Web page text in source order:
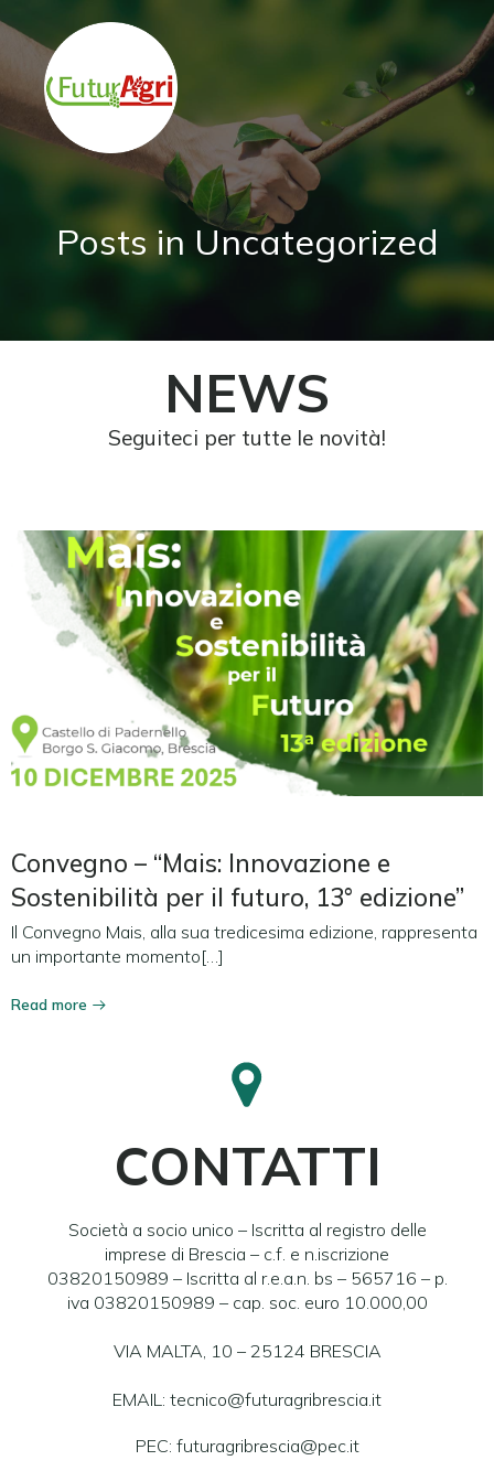
Posts in Uncategorized
NEWS
Seguiteci per tutte le novità!
Convegno – “Mais: Innovazione e
Sostenibilità per il futuro, 13° edizione”
Il Convegno Mais, alla sua tredicesima edizione, rappresenta
un importante momento[…]
Read more
CONTATTI
Società a socio unico – Iscritta al registro delle
imprese di Brescia – c.f. e n.iscrizione
03820150989 – Iscritta al r.e.a.n. bs – 565716 – p.
iva 03820150989 – cap. soc. euro 10.000,00
VIA MALTA, 10 – 25124 BRESCIA
EMAIL: tecnico@futuragribrescia.it
PEC: futuragribrescia@pec.it